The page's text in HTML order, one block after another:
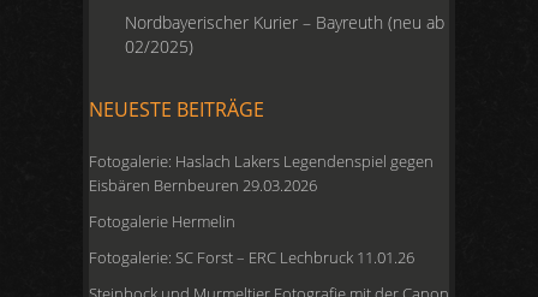
Nordbayerischer Kurier – Bayreuth (neu ab
02/2025)
NEUESTE BEITRÄGE
Fotogalerie: Haslach Lakers Legendenspiel gegen
Eisbären Bernbeuren 29.03.2026
Fotogalerie Hermelin
Fotogalerie: SC Forst – ERC Lechbruck 11.01.26